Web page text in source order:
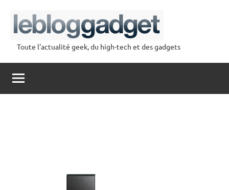
contenu
lebloggadget
Toute l'actualité geek, du high-tech et des gadgets